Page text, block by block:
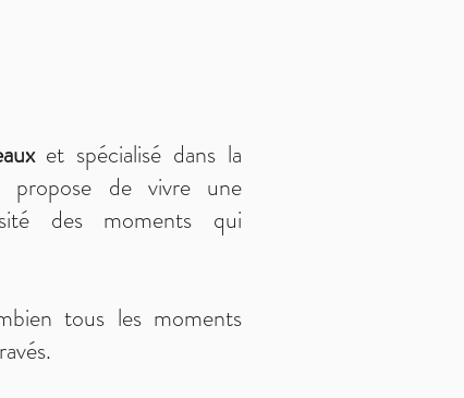
et spécialisé dans la
propose de vivre une
des moments qui
tous les moments